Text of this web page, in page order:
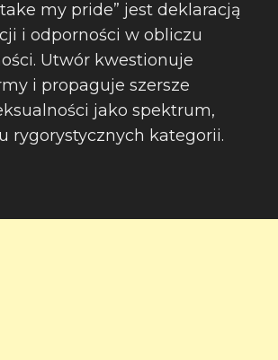
my pride” jest deklaracją
i odporności w obliczu
Utwór kwestionuje
i propaguje szersze
jako spektrum,
rygorystycznych kategorii.